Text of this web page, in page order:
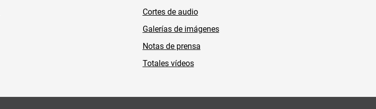
Cortes de audio
Galerías de imágenes
Notas de prensa
Totales vídeos